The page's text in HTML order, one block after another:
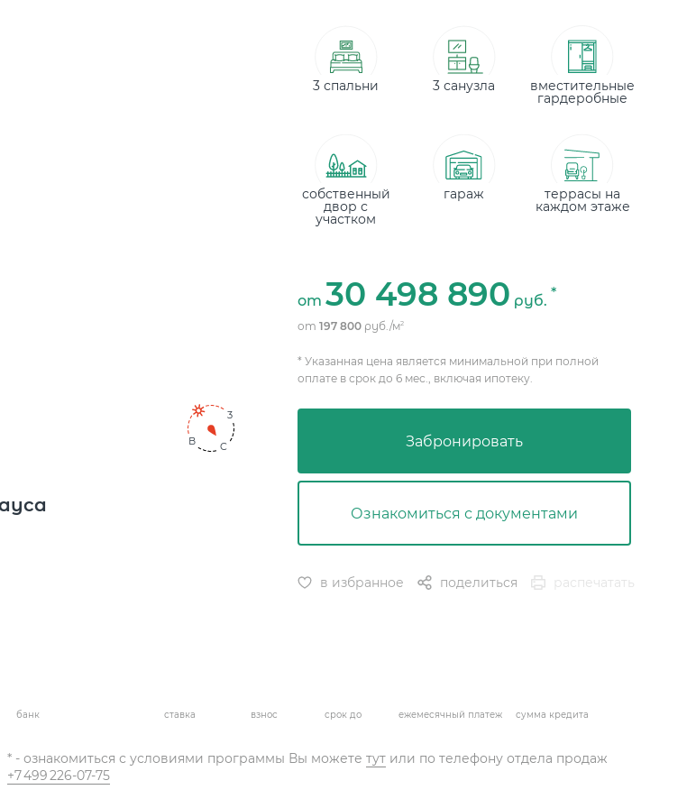
C
3
В
3 спальни 3 санузла вместительные
гардеробные
собственный
двор с
участком
гараж террасы на
каждом этаже
от 30 498 890 руб. *
от 197 800 руб./м2
* Указанная цена является минимальной при полной
оплате в срок до 6 мес., включая ипотеку.
Забронировать
Ознакомиться с документами
в избранное поделиться распечатать
банк ставка взнос срок до ежемесячный платеж сумма кредита
* - ознакомиться с условиями программы Вы можететут или по телефону отдела продаж
+7 499 226-07-75